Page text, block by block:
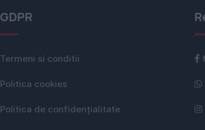
GDPR
Termeni si conditii
Politica cookies
Politica de confidențialitate